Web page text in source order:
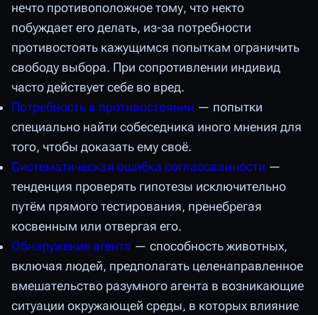
нечто противоположное тому, что некто
побуждает его делать, из-за потребности
противостоять кажущимся попыткам ограничить
свободу выбора. При сопротивлении индивид
часто действует себе во вред.
Потребность в противостоянии — попытки
специально найти собеседника иного мнения для
того, чтобы доказать ему своё.
Систематическая ошибка согласованности —
тенденция проверять гипотезы исключительно
путём прямого тестирования, пренебрегая
косвенным или отвергая его.
Обнаружение агента — способность животных,
включая людей, предполагать целенаправленное
вмешательство разумного агента в возникающие
ситуации окружающей среды, в которых влияние